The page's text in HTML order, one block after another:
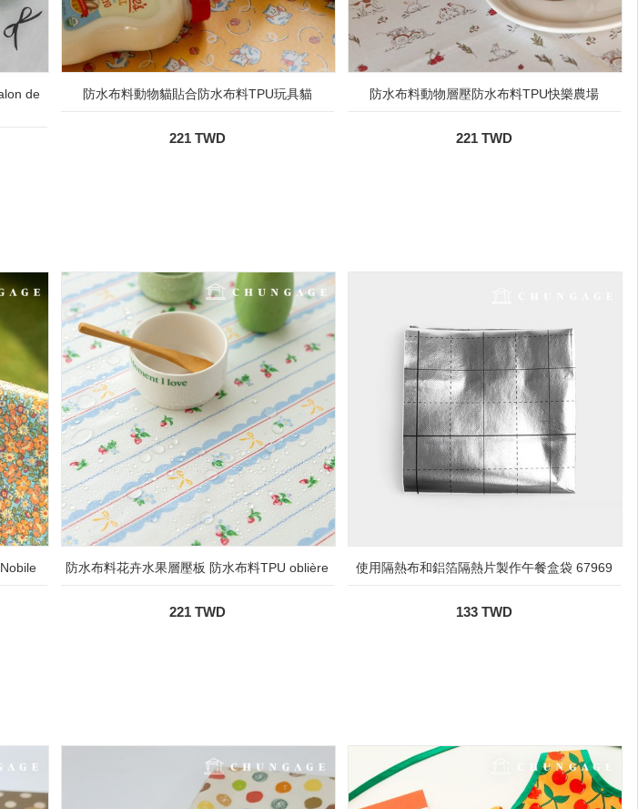
de
防水布料動物貓貼合防水布料TPU玩具貓
221 TWD
防水布料動物層壓防水布料TPU快樂農場
221 TWD
防水布料花卉水果層壓板 防水布料TPU oblière
221 TWD
使用隔熱布和鋁箔隔熱片製作午餐盒袋 67969
133 TWD